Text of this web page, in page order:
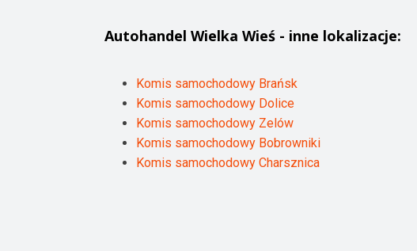
Autohandel Wielka Wieś - inne lokalizacje:
Komis samochodowy Brańsk
Komis samochodowy Dolice
Komis samochodowy Zelów
Komis samochodowy Bobrowniki
Komis samochodowy Charsznica